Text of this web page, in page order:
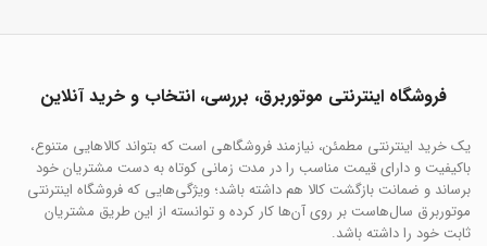
فروشگاه اینترنتی موتوربرق، بررسی، انتخاب و خرید آنلاین
یک خرید اینترنتی مطمئن، نیازمند فروشگاهی است که بتواند کالاهایی متنوع،
باکیفیت و دارای قیمت مناسب را در مدت زمانی کوتاه به دست مشتریان خود
برساند و ضمانت بازگشت کالا هم داشته باشد؛ ویژگی‌هایی که فروشگاه اینترنتی
موتوربرق سال‌هاست بر روی آن‌ها کار کرده و توانسته از این طریق مشتریان
ثابت خود را داشته باشد.